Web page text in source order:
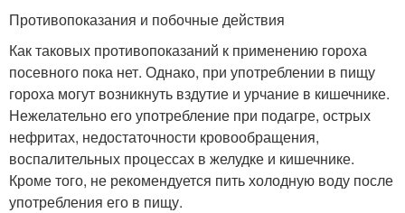
Противопоказания и побочные действия
Как таковых противопоказаний к применению гороха
посевного пока нет. Однако, при употреблении в пищу
гороха могут возникнуть вздутие и урчание в кишечнике.
Нежелательно его употребление при подагре, острых
нефритах, недостаточности кровообращения,
воспалительных процессах в желудке и кишечнике.
Кроме того, не рекомендуется пить холодную воду после
употребления его в пищу.